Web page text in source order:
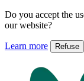
Do you accept the
our website?
Learn more Refuse